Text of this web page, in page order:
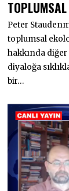
Peter
toplumsal
hakkında
diyaloğa
bir…